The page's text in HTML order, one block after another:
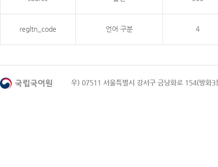
regltn_code 언어 구분 4
우) 07511 서울특별시 강서구 금낭화로 154(방화3